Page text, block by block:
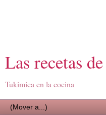
Las recetas
Tukimica en la cocina